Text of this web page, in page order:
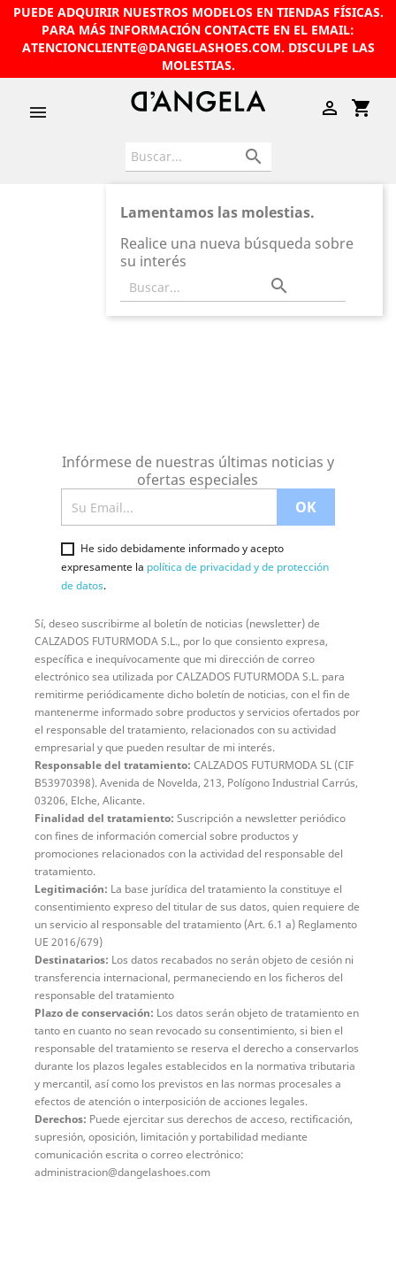
PUEDE ADQUIRIR NUESTROS MODELOS EN TIENDAS FÍSICAS.
PARA MÁS INFORMACIÓN CONTACTE EN EL EMAIL:
ATENCIONCLIENTE@DANGELASHOES.COM. DISCULPE LAS
MOLESTIAS.
 shopping_cart


Lamentamos las molestias.
Realice una nueva búsqueda sobre
su interés

Infórmese de nuestras últimas noticias y
ofertas especiales
He sido debidamente informado y acepto
expresamente la política de privacidad y de protección
de datos.
Sí, deseo suscribirme al boletín de noticias (newsletter) de
CALZADOS FUTURMODA S.L., por lo que consiento expresa,
específica e inequívocamente que mi dirección de correo
electrónico sea utilizada por CALZADOS FUTURMODA S.L. para
remitirme periódicamente dicho boletín de noticias, con el fin de
mantenerme informado sobre productos y servicios ofertados por
el responsable del tratamiento, relacionados con su actividad
empresarial y que pueden resultar de mi interés.
Responsable del tratamiento: CALZADOS FUTURMODA SL (CIF
B53970398). Avenida de Novelda, 213, Polígono Industrial Carrús,
03206, Elche, Alicante.
Finalidad del tratamiento: Suscripción a newsletter periódico
con fines de información comercial sobre productos y
promociones relacionados con la actividad del responsable del
tratamiento.
Legitimación: La base jurídica del tratamiento la constituye el
consentimiento expreso del titular de sus datos, quien requiere de
un servicio al responsable del tratamiento (Art. 6.1 a) Reglamento
UE 2016/679)
Destinatarios: Los datos recabados no serán objeto de cesión ni
transferencia internacional, permaneciendo en los ficheros del
responsable del tratamiento
Plazo de conservación: Los datos serán objeto de tratamiento en
tanto en cuanto no sean revocado su consentimiento, si bien el
responsable del tratamiento se reserva el derecho a conservarlos
durante los plazos legales establecidos en la normativa tributaria
y mercantil, así como los previstos en las normas procesales a
efectos de atención o interposición de acciones legales.
Derechos: Puede ejercitar sus derechos de acceso, rectificación,
supresión, oposición, limitación y portabilidad mediante
comunicación escrita o correo electrónico:
administracion@dangelashoes.com